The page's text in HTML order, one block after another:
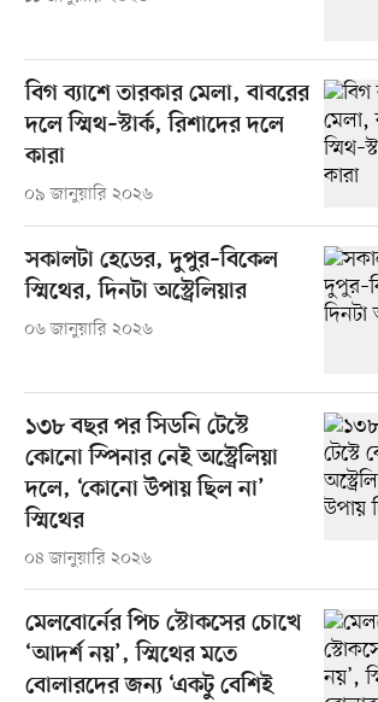
বিগ ব্যাশে তারকার মেলা, বাবরের
দলে স্মিথ–স্টার্ক, রিশাদের দলে
কারা
০৯ জানুয়ারি ২০২৬
সকালটা হেডের, দুপুর–বিকেল
স্মিথের, দিনটা অস্ট্রেলিয়ার
০৬ জানুয়ারি ২০২৬
১৩৮ বছর পর সিডনি টেস্টে
কোনো স্পিনার নেই অস্ট্রেলিয়া
দলে, ‘কোনো উপায় ছিল না’
স্মিথের
০৪ জানুয়ারি ২০২৬
মেলবোর্নের পিচ স্টোকসের চোখে
‘আদর্শ নয়’, স্মিথের মতে
বোলারদের জন্য ‘একটু বেশিই